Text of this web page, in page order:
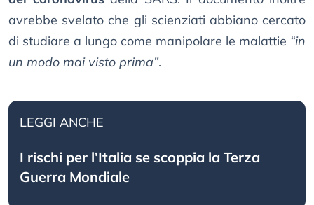
avrebbe svelato che gli scienziati abbiano cercato
di studiare a lungo come manipolare le malattie “in
un modo mai visto prima”.
LEGGI ANCHE
I rischi per l’Italia se scoppia la Terza
Guerra Mondiale